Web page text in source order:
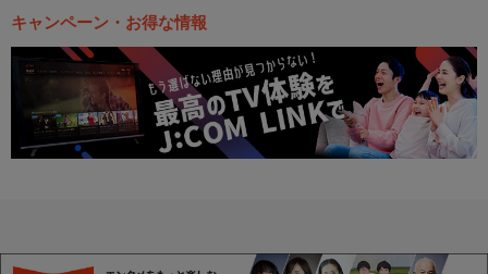
キャンペーン・お得な情報